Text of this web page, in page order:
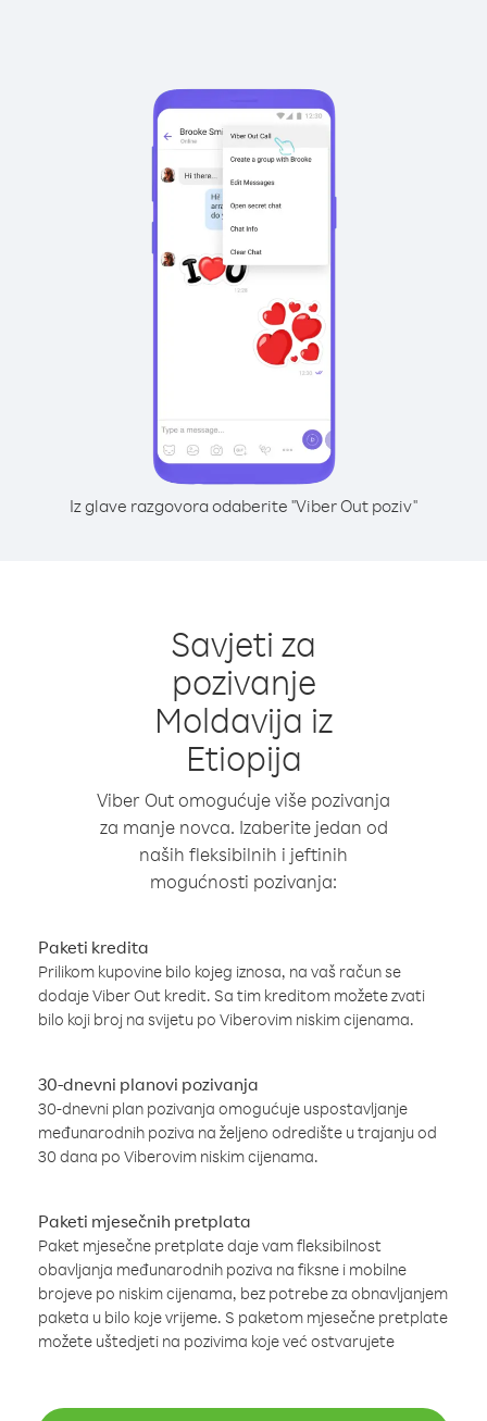
Iz glave razgovora odaberite "Viber Out poziv"
Savjeti za
pozivanje
Moldavija iz
Etiopija
Viber Out omogućuje više pozivanja
za manje novca. Izaberite jedan od
naših fleksibilnih i jeftinih
mogućnosti pozivanja:
Paketi kredita
Prilikom kupovine bilo kojeg iznosa, na vaš račun se
dodaje Viber Out kredit. Sa tim kreditom možete zvati
bilo koji broj na svijetu po Viberovim niskim cijenama.
30-dnevni planovi pozivanja
30-dnevni plan pozivanja omogućuje uspostavljanje
međunarodnih poziva na željeno odredište u trajanju od
30 dana po Viberovim niskim cijenama.
Paketi mjesečnih pretplata
Paket mjesečne pretplate daje vam fleksibilnost
obavljanja međunarodnih poziva na fiksne i mobilne
brojeve po niskim cijenama, bez potrebe za obnavljanjem
paketa u bilo koje vrijeme. S paketom mjesečne pretplate
možete uštedjeti na pozivima koje već ostvarujete